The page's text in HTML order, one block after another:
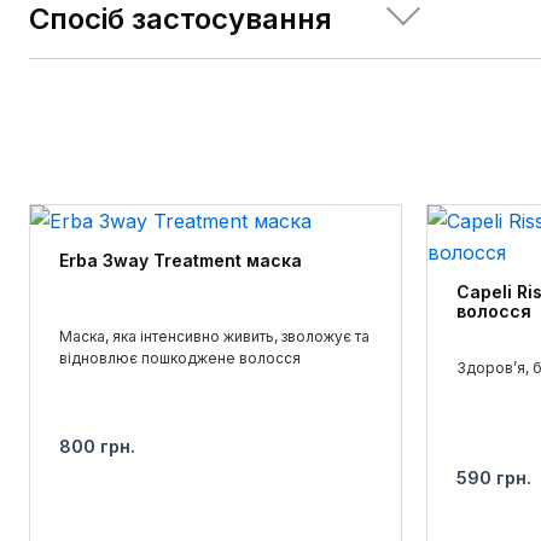
Спосіб застосування
Erba 3way Treatment маска
Маска, яка інтенсивно живить, зволожує та
відновлює пошкоджене волосся
800 грн.
Capeli
волосся
Здоров’я,
590 грн.